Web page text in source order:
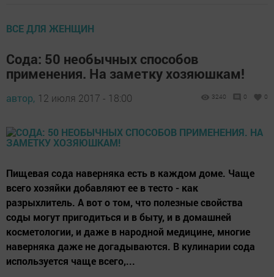
ВСЕ ДЛЯ ЖЕНЩИН
Сода: 50 необычных способов
применения. На заметку хозяюшкам!
автор, 12 июля 2017 - 18:00 3240 0 0
Пищевая сода наверняка есть в каждом доме. Чаще
всего хозяйки добавляют ее в тесто - как
разрыхлитель. А вот о том, что полезные свойства
соды могут пригодиться и в быту, и в домашней
косметологии, и даже в народной медицине, многие
наверняка даже не догадываются. В кулинарии сода
используется чаще всего,...